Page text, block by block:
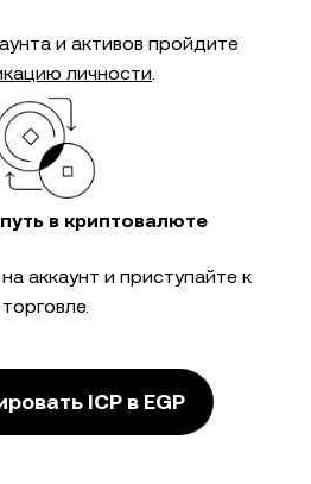
и активов пройдите
личности.
в криптовалюте
аккаунт и приступайте к
торговле.
ICP в EGP